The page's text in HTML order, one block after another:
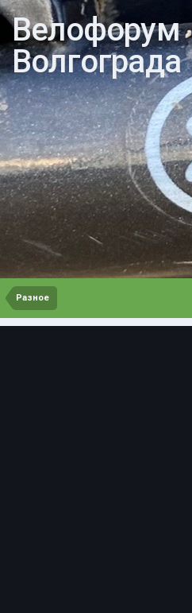
Велофорум
Волгограда
Разное